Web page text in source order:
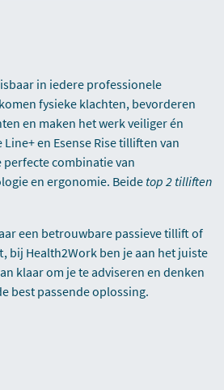
in iedere professionele
fysieke klachten, bevorderen
en maken het werk veiliger én
Line+ en Esense Rise tilliften van
combinatie van
en ergonomie. Beide top 2 tilliften
een betrouwbare passieve tillift of
bij Health2Work ben je aan het juiste
klaar om je te adviseren en denken
best passende oplossing.